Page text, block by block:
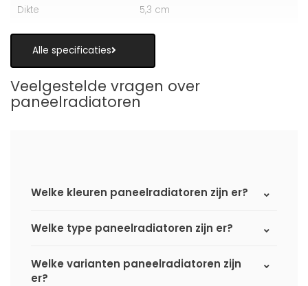
Dikte 5,3 cm
Alle specificaties
Veelgestelde vragen over
paneelradiatoren
Welke kleuren paneelradiatoren zijn er?
Welke type paneelradiatoren zijn er?
Welke varianten paneelradiatoren zijn
er?